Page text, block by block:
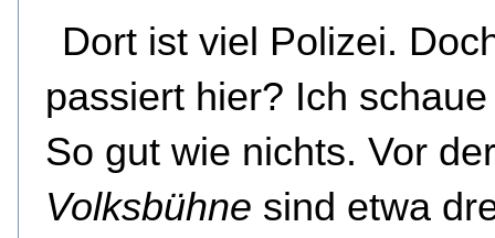
Dort ist viel Polizei.
passiert hier? Ich
So gut wie nichts. Vor der
Volksbühne sind etwa